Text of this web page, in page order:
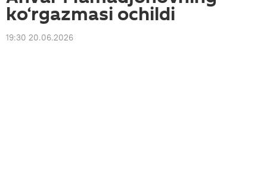
ko‘rgazmasi ochildi
19:30 20.06.2026